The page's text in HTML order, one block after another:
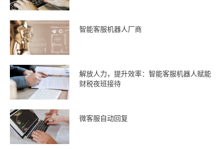
智能客服机器人厂商
解放人力，提升效率：智能客服机器人赋能
财税夜班接待
微客服自动回复